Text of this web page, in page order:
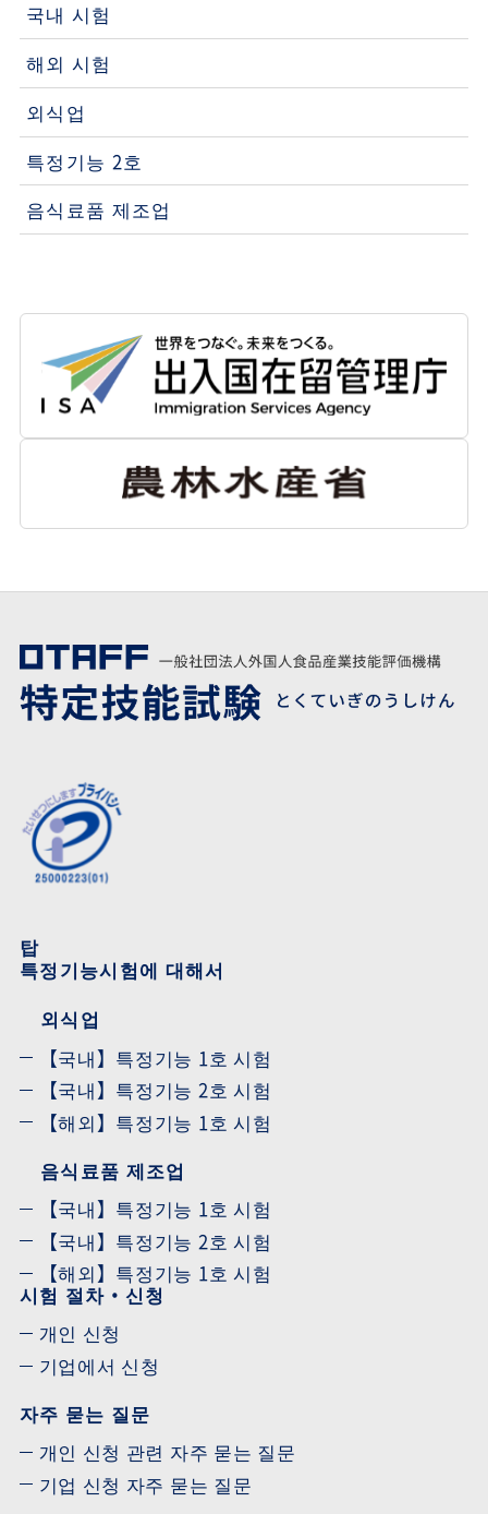
국내 시험
해외 시험
외식업
특정기능 2호
음식료품 제조업
탑
특정기능시험에 대해서
외식업
【국내】특정기능 1호 시험
【국내】특정기능 2호 시험
【해외】특정기능 1호 시험
음식료품 제조업
【국내】특정기능 1호 시험
【국내】특정기능 2호 시험
【해외】특정기능 1호 시험
시험 절차・신청
개인 신청
기업에서 신청
자주 묻는 질문
개인 신청 관련 자주 묻는 질문
기업 신청 자주 묻는 질문